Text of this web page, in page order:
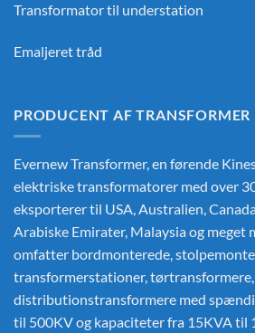
Transformator til understation
Emaljeret tråd
PRODUCENT AF
Evernew Transformer, en førende
elektriske transformatorer med over
eksporterer til USA, Australien,
Arabiske Emirater, Malaysia og meget
omfatter bordmonterede,
transformerstationer,
distributionstransformere med
til 500KV og kapaciteter fra 15KVA til